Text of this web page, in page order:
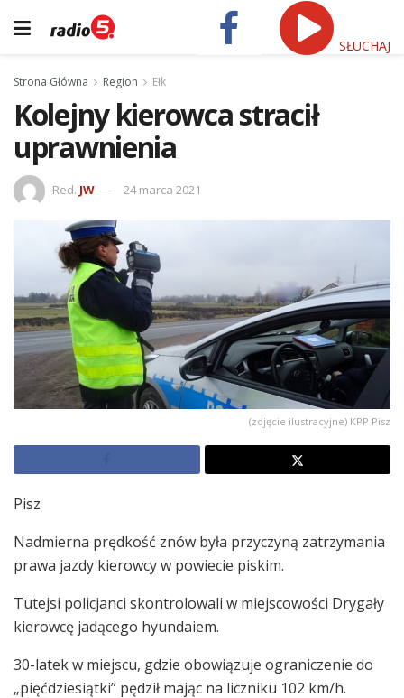
SŁUCHAJ
Strona Główna Region Ełk
Kolejny kierowca stracił
uprawnienia
Red. JW 24 marca 2021
(zdjęcie ilustracyjne) KPP Pisz
Pisz
Nadmierna prędkość znów była przyczyną zatrzymania
prawa jazdy kierowcy w powiecie piskim.
Tutejsi policjanci skontrolowali w miejscowości Drygały
kierowcę jadącego hyundaiem.
30-latek w miejscu, gdzie obowiązuje ograniczenie do
„pięćdziesiątki” pędził mając na liczniku 102 km/h.